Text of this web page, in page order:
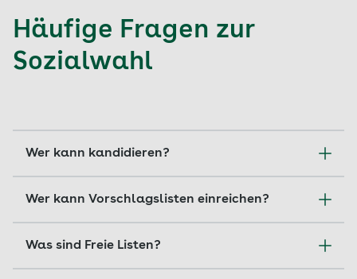
Häufige Fragen zur
Sozialwahl
Wer kann kandidieren?
Versicherte, Arbeitgeber und deren Beauftragte
Wer kann Vorschlagslisten einreichen?
Die Sozialwahl ist eine Listenwahl, das heißt,
Was sind Freie Listen?